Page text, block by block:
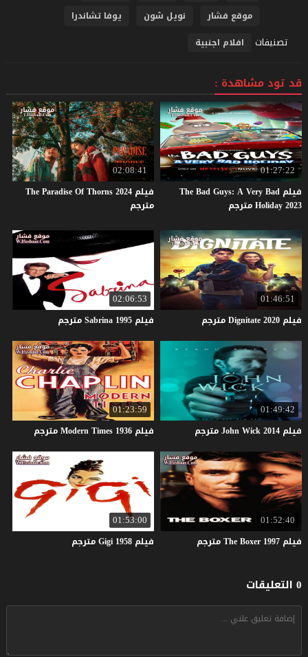
موقع فشار
نويل شون يوفا تشاندرا
تصنيفات افلام اجنبية
قد تود مشاهدة :
01:27:22
فيلم The Bad Guys: A Very Bad
Holiday 2023 مترجم
02:08:41
فيلم The Paradise Of Thorns 2024
مترجم
01:46:51
فيلم Dignitate2020 مترجم
02:06:53
فيلم Sabrina 1995 مترجم
01:49:42
فيلم JohnWick2014 مترجم
01:23:59
فيلم ModernTimes 1936 مترجم
01:52:40
فيلم TheBoxer 1997 مترجم
01:53:00
فيلم Gigi 1958 مترجم
0 التعليقات